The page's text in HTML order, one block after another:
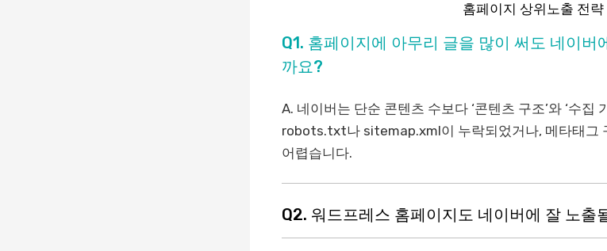
홈페이지 상위노출 전략
Q1. 홈페이지에 아무리 글을 많이 써도 네이버
까요?
A. 네이버는 단순 콘텐츠 수보다 ‘콘텐츠 구조’와 ‘수집
robots.txt나 sitemap.xml이 누락되었거나, 메타태그
어렵습니다.
Q2. 워드프레스 홈페이지도 네이버에 잘 노출